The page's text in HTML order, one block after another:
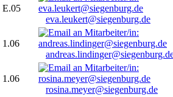
E.05
eva.leukert@siegenburg.de
1.06
1.06
rosina.meyer@siegenburg.de